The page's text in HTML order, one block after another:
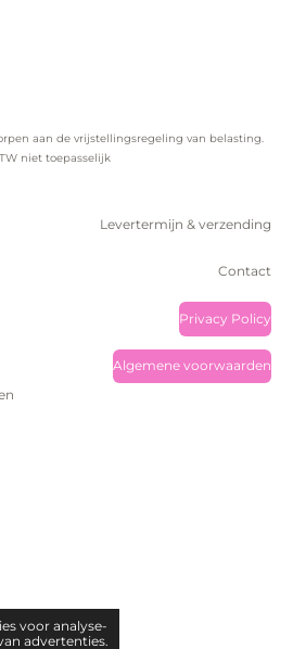
voor analyse-
advertenties.
aan de vrijstellingsregeling van belasting.
niet toepasselijk
Levertermijn & verzending
Contact
Privacy Policy
Algemene voorwaarden